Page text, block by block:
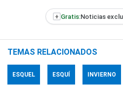
+ Gratis:Noticias
TEMAS RELACIONADOS
ESQUEL ESQUÍ INVIERNO